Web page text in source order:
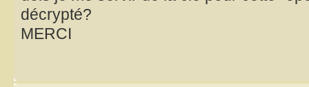
décrypté?
MERCI